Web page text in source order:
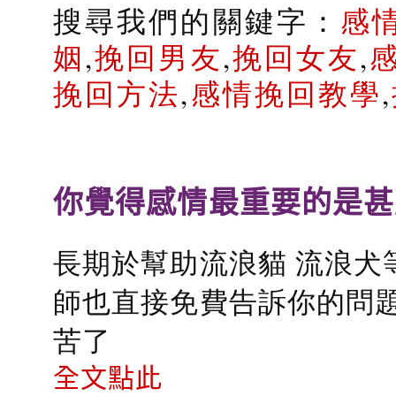
搜尋我們的關鍵字： 感
姻,挽回男友,挽回女友,
挽回方法,感情挽回教學,
你覺得感情最重要的是
長期於幫助流浪貓 流浪
師也直接免費告訴你的問
苦了
全文點此